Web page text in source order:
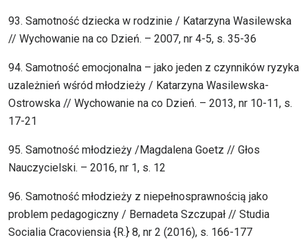
93. Samotność dziecka w rodzinie / Katarzyna Wasilewska
// Wychowanie na co Dzień. – 2007, nr 4-5, s. 35-36
94. Samotność emocjonalna – jako jeden z czynników ryzyka
uzależnień wśród młodzieży / Katarzyna Wasilewska-
Ostrowska // Wychowanie na co Dzień. – 2013, nr 10-11, s.
17-21
95. Samotność młodzieży /Magdalena Goetz // Głos
Nauczycielski. – 2016, nr 1, s. 12
96. Samotność młodzieży z niepełnosprawnością jako
problem pedagogiczny / Bernadeta Szczupał // Studia
Socialia Cracoviensia {R.} 8, nr 2 (2016), s. 166-177